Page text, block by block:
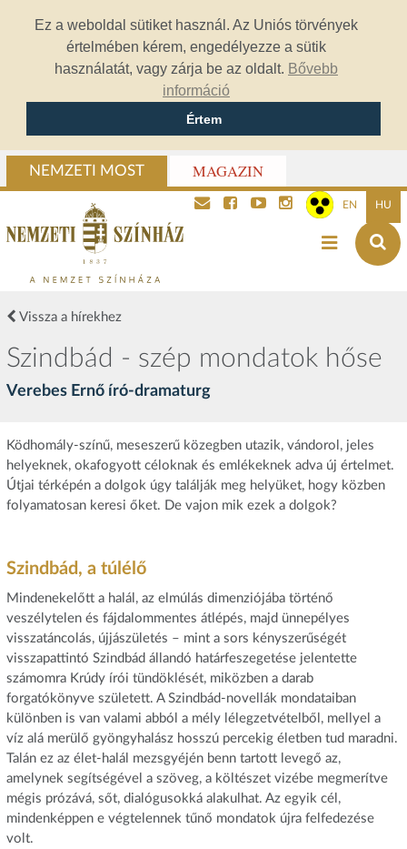
Ez a weboldal sütiket használ. Az Uniós törvények
értelmében kérem, engedélyezze a sütik
használatát, vagy zárja be az oldalt. Bővebb
információ
Értem
NEMZETI MOST MAGAZIN
EN HU
Vissza a hírekhez
Szindbád - szép mondatok hőse
Verebes Ernő író-dramaturg
Ködhomály-színű, meseszerű közegben utazik, vándorol, jeles
helyeknek, okafogyott céloknak és emlékeknek adva új értelmet.
Útjai térképén a dolgok úgy találják meg helyüket, hogy közben
folyamatosan keresi őket. De vajon mik ezek a dolgok?
Szindbád, a túlélő
Mindenekelőtt a halál, az elmúlás dimenziójába történő
veszélytelen és fájdalommentes átlépés, majd ünnepélyes
visszatáncolás, újjászületés – mint a sors kényszerűségét
visszapattintó Szindbád állandó határfeszegetése jelentette
számomra Krúdy írói tündöklését, miközben a darab
forgatókönyve született. A Szindbád-novellák mondataiban
különben is van valami abból a mély lélegzetvételből, mellyel a
víz alá merülő gyöngyhalász hosszú percekig életben tud maradni.
Talán ez az élet-halál mezsgyéjén benn tartott levegő az,
amelynek segítségével a szöveg, a költészet vizébe megmerítve
mégis prózává, sőt, dialógusokká alakulhat. Az egyik cél,
mindenképpen e végtelennek tűnő mondatok újra felfedezése
volt.